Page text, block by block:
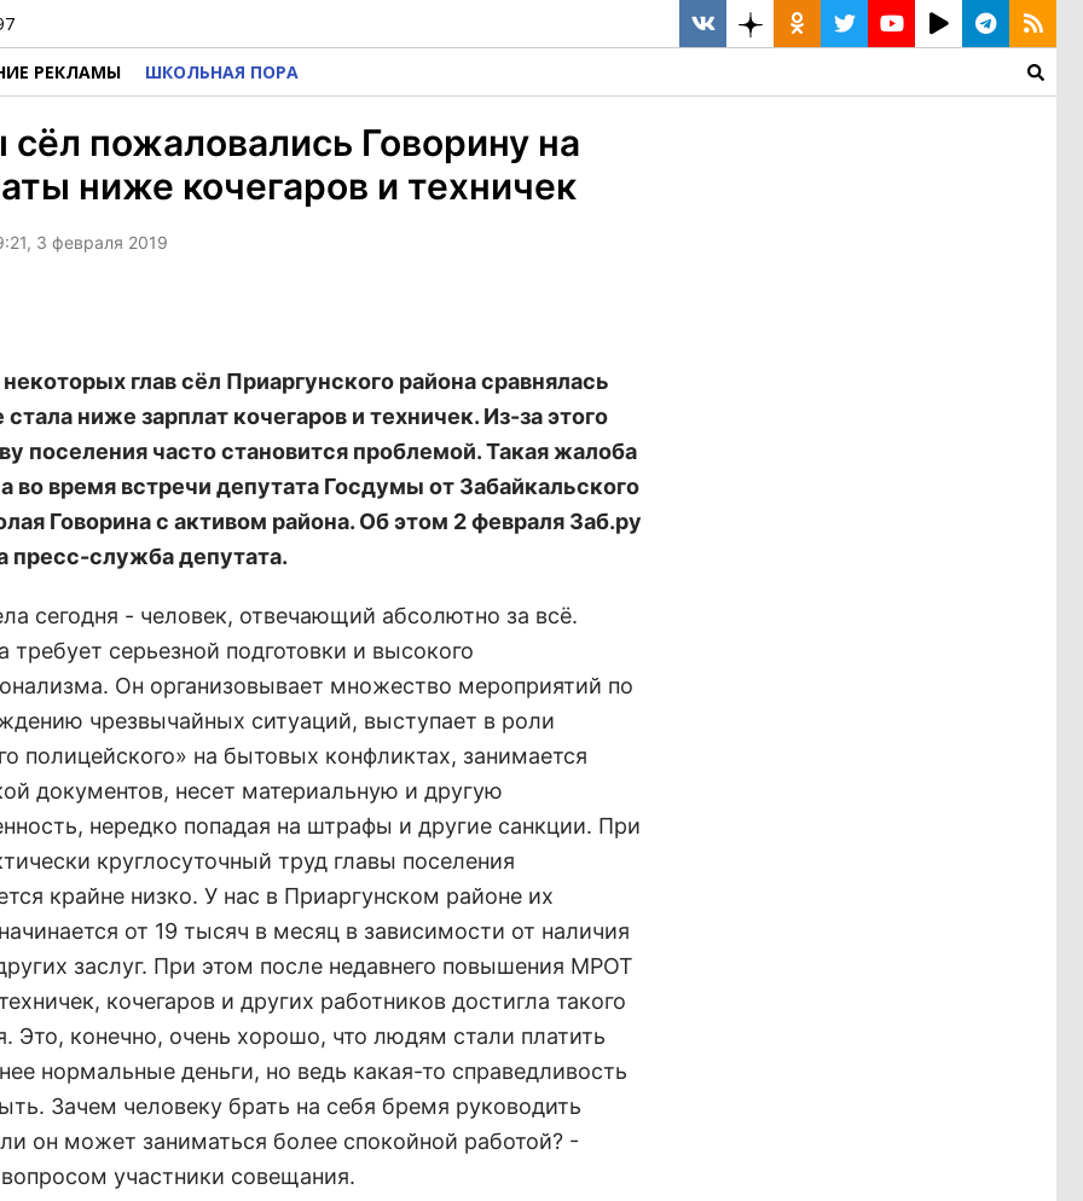
РЕКЛАМЫ ШКОЛЬНАЯ ПОРА
сёл пожаловались Говорину на
ниже кочегаров и техничек
3 февраля 2019
глав сёл Приаргунского района сравнялась
стала ниже зарплат кочегаров и техничек. Из-за этого
поселения часто становится проблемой. Такая жалоба
во время встречи депутата Госдумы от Забайкальского
Говорина с активом района. Об этом 2 февраля Заб.ру
пресс-служба депутата.
сегодня - человек, отвечающий абсолютно за всё.
требует серьезной подготовки и высокого
Он организовывает множество мероприятий по
чрезвычайных ситуаций, выступает в роли
полицейского» на бытовых конфликтах, занимается
документов, несет материальную и другую
нередко попадая на штрафы и другие санкции. При
круглосуточный труд главы поселения
крайне низко. У нас в Приаргунском районе их
от 19 тысяч в месяц в зависимости от наличия
заслуг. При этом после недавнего повышения МРОТ
кочегаров и других работников достигла такого
Это, конечно, очень хорошо, что людям стали платить
нормальные деньги, но ведь какая-то справедливость
Зачем человеку брать на себя бремя руководить
он может заниматься более спокойной работой? -
участники совещания.